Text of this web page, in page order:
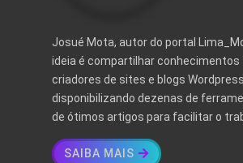
Josué Mota, autor do portal
ideia é compartilhar conhecimentos
criadores de sites e blogs
disponibilizando dezenas de
de ótimos artigos para facilitar o
SAIBA MAIS